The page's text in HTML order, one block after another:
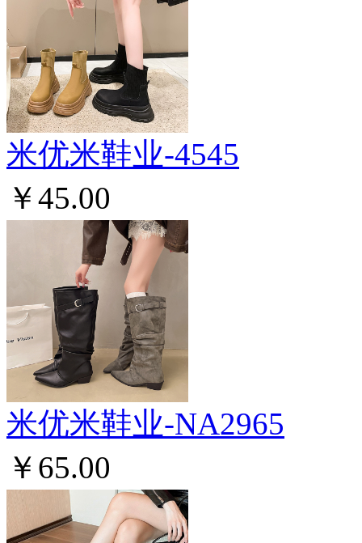
米优米鞋业-4545
￥45.00
米优米鞋业-NA2965
￥65.00